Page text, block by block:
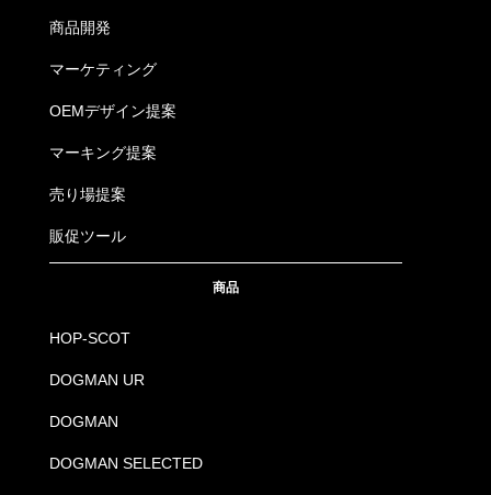
商品開発
マーケティング
OEMデザイン提案
マーキング提案
売り場提案
販促ツール
商品
HOP-SCOT
DOGMAN UR
DOGMAN
DOGMAN SELECTED